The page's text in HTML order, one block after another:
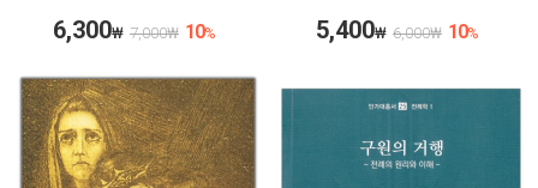
6,300₩ 7,000₩ 10% 5,400₩ 6,000₩ 10%